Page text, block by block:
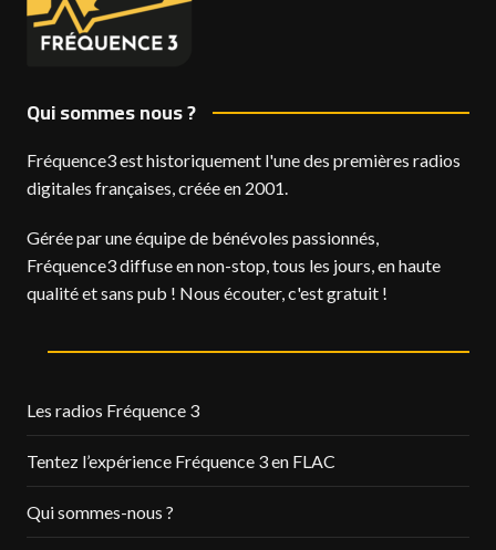
Qui sommes nous ?
Fréquence3 est historiquement l'une des premières radios
digitales françaises, créée en 2001.
Gérée par une équipe de bénévoles passionnés,
Fréquence3 diffuse en non-stop, tous les jours, en haute
qualité et sans pub ! Nous écouter, c'est gratuit !
Les radios Fréquence 3
Tentez l’expérience Fréquence 3 en FLAC
Qui sommes-nous ?